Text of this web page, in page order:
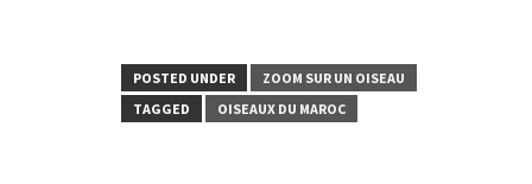
POSTED UNDER
ZOOM SUR UN OISEAU
TAGGED
OISEAUX DU MAROC